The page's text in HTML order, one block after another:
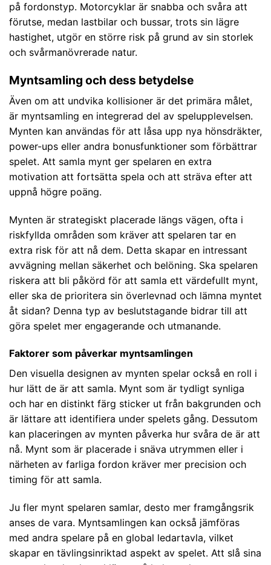
på fordonstyp. Motorcyklar är snabba och svåra att
förutse, medan lastbilar och bussar, trots sin lägre
hastighet, utgör en större risk på grund av sin storlek
och svårmanövrerade natur.
Myntsamling och dess betydelse
Även om att undvika kollisioner är det primära målet,
är myntsamling en integrerad del av spelupplevelsen.
Mynten kan användas för att låsa upp nya hönsdräkter,
power-ups eller andra bonusfunktioner som förbättrar
spelet. Att samla mynt ger spelaren en extra
motivation att fortsätta spela och att sträva efter att
uppnå högre poäng.
Mynten är strategiskt placerade längs vägen, ofta i
riskfyllda områden som kräver att spelaren tar en
extra risk för att nå dem. Detta skapar en intressant
avvägning mellan säkerhet och belöning. Ska spelaren
riskera att bli påkörd för att samla ett värdefullt mynt,
eller ska de prioritera sin överlevnad och lämna myntet
åt sidan? Denna typ av beslutstagande bidrar till att
göra spelet mer engagerande och utmanande.
Faktorer som påverkar myntsamlingen
Den visuella designen av mynten spelar också en roll i
hur lätt de är att samla. Mynt som är tydligt synliga
och har en distinkt färg sticker ut från bakgrunden och
är lättare att identifiera under spelets gång. Dessutom
kan placeringen av mynten påverka hur svåra de är att
nå. Mynt som är placerade i snäva utrymmen eller i
närheten av farliga fordon kräver mer precision och
timing för att samla.
Ju fler mynt spelaren samlar, desto mer framgångsrik
anses de vara. Myntsamlingen kan också jämföras
med andra spelare på en global ledartavla, vilket
skapar en tävlingsinriktad aspekt av spelet. Att slå sina